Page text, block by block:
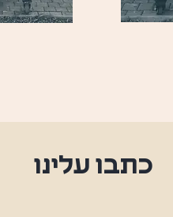
כתבו עלינו